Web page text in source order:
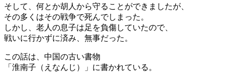
そして、何とか胡人から守ることができましたが、
その多くはその戦争で死んでしまった。
しかし、老人の息子は足を負傷していたので、
戦いに行かずに済み、無事だった。
この話は、中国の古い書物
「淮南子（えなんじ）」に書かれている。